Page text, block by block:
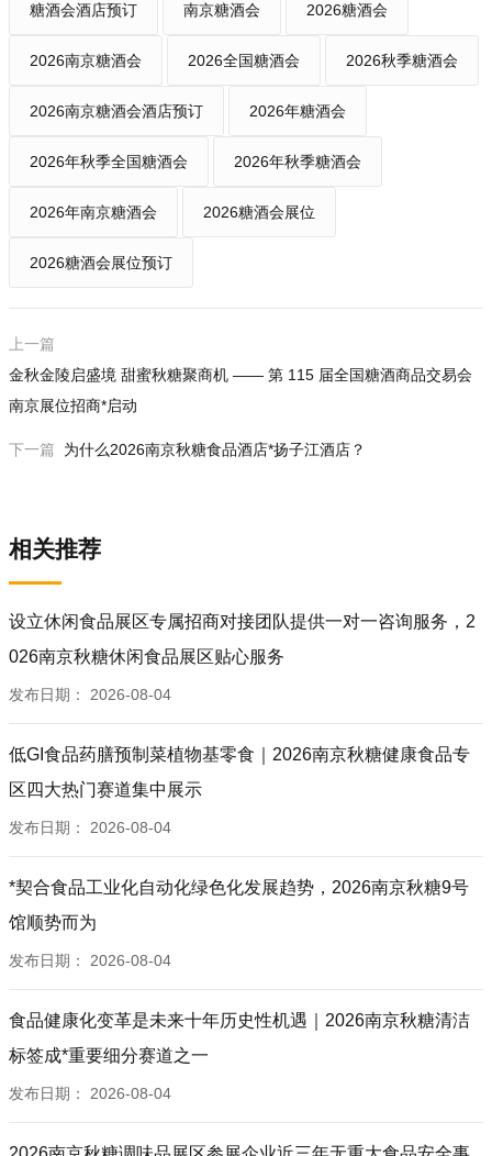
糖酒会酒店预订 南京糖酒会 2026糖酒会
2026南京糖酒会 2026全国糖酒会 2026秋季糖酒会
2026南京糖酒会酒店预订 2026年糖酒会
2026年秋季全国糖酒会 2026年秋季糖酒会
2026年南京糖酒会 2026糖酒会展位
2026糖酒会展位预订
上一篇
金秋金陵启盛境 甜蜜秋糖聚商机 —— 第 115 届全国糖酒商品交易会
南京展位招商*启动
下一篇 为什么2026南京秋糖食品酒店*扬子江酒店？
相关推荐
设立休闲食品展区专属招商对接团队提供一对一咨询服务，2
026南京秋糖休闲食品展区贴心服务
发布日期： 2026-08-04
低GI食品药膳预制菜植物基零食｜2026南京秋糖健康食品专
区四大热门赛道集中展示
发布日期： 2026-08-04
*契合食品工业化自动化绿色化发展趋势，2026南京秋糖9号
馆顺势而为
发布日期： 2026-08-04
食品健康化变革是未来十年历史性机遇｜2026南京秋糖清洁
标签成*重要细分赛道之一
发布日期： 2026-08-04